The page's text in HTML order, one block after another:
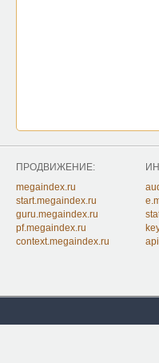
ПРОДВИЖЕНИЕ:
megaindex.ru
start.megaindex.ru
guru.megaindex.ru
pf.megaindex.ru
context.megaindex.ru